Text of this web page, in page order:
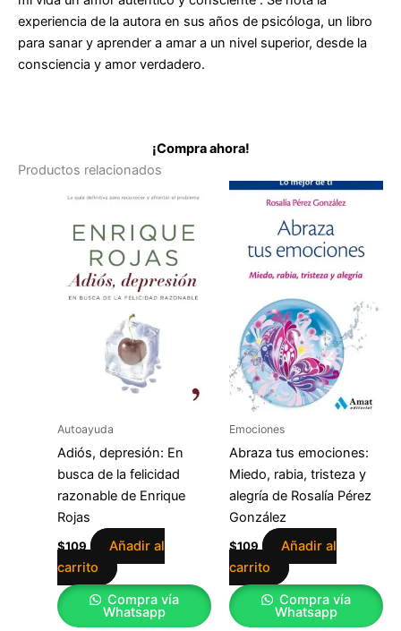
experiencia de la autora en sus años de psicóloga, un libro
para sanar y aprender a amar a un nivel superior, desde la
consciencia y amor verdadero.
¡Compra ahora!
Productos relacionados
Autoayuda
Adiós, depresión: En
busca de la felicidad
razonable de Enrique
Rojas
$109
Añadir al
carrito
Compra vía
Whatsapp
Emociones
Abraza tus emociones:
Miedo, rabia, tristeza y
alegría de Rosalía Pérez
González
$109
Añadir al
carrito
Compra vía
Whatsapp